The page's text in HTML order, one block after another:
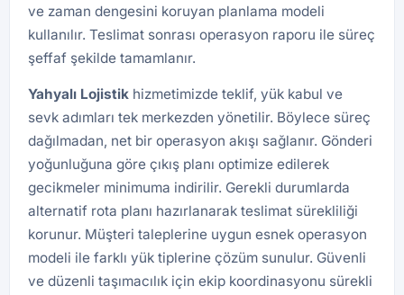
ve zaman dengesini koruyan planlama modeli
kullanılır. Teslimat sonrası operasyon raporu ile süreç
şeffaf şekilde tamamlanır.
Yahyalı Lojistik hizmetimizde teklif, yük kabul ve
sevk adımları tek merkezden yönetilir. Böylece süreç
dağılmadan, net bir operasyon akışı sağlanır. Gönderi
yoğunluğuna göre çıkış planı optimize edilerek
gecikmeler minimuma indirilir. Gerekli durumlarda
alternatif rota planı hazırlanarak teslimat sürekliliği
korunur. Müşteri taleplerine uygun esnek operasyon
modeli ile farklı yük tiplerine çözüm sunulur. Güvenli
ve düzenli taşımacılık için ekip koordinasyonu sürekli